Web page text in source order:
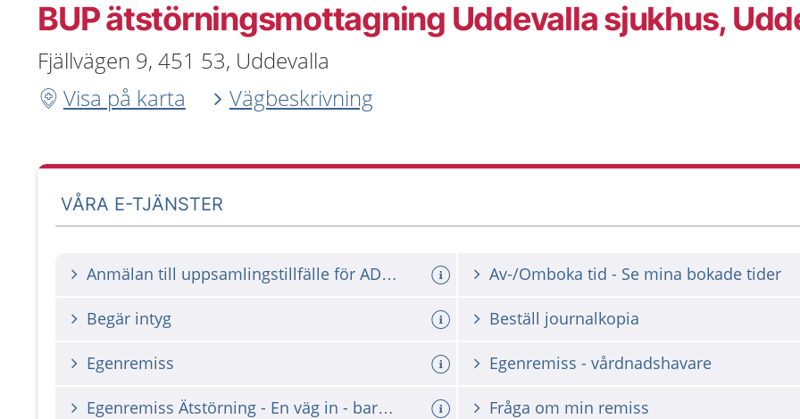
BUP ätstörningsmottagning Uddevalla sjukhus,
Fjällvägen 9, 451 53, Uddevalla
Visa på karta
Vägbeskrivning
VÅRA E-TJÄNSTER
Anmälan till uppsamlingstillfälle för ADHD-utbildning Ung (Stöd och behandling) Av-/Omboka tid - Se mina bokade tider
Begär intyg Beställ journalkopia
Egenremiss Egenremiss - vårdnadshavare
Egenremiss Ätstörning - En väg in - barn och unga (0-17 år) med psykisk ohälsa Fråga om min remiss